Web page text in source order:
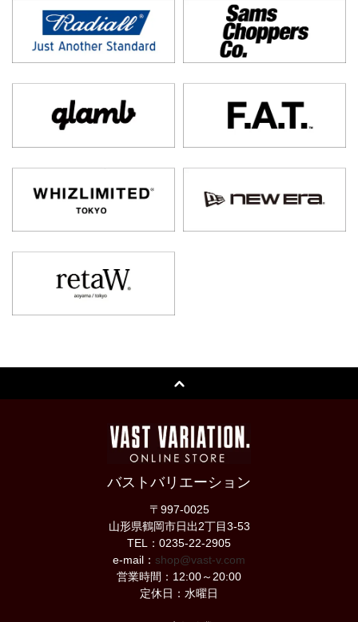
バストバリエーション
〒997-0025
山形県鶴岡市日出2丁目3-53
TEL：0235-22-2905
e-mail： shop@vast-v.com
営業時間：12:00～20:00
定休日：水曜日